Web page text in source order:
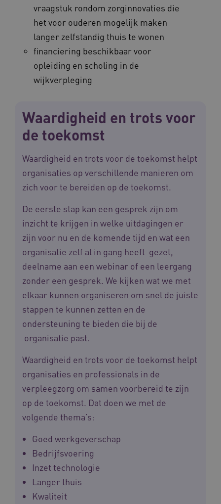
vraagstuk rondom zorginnovaties die
het voor ouderen mogelijk maken
langer zelfstandig thuis te wonen
financiering beschikbaar voor
opleiding en scholing in de
wijkverpleging
Waardigheid en trots voor
de toekomst
Waardigheid en trots voor de toekomst helpt
organisaties op verschillende manieren om
zich voor te bereiden op de toekomst.
De eerste stap kan een gesprek zijn om
inzicht te krijgen in welke uitdagingen er
zijn voor nu en de komende tijd en wat een
organisatie zelf al in gang heeft gezet,
deelname aan een webinar of een leergang
zonder een gesprek. We kijken wat we met
elkaar kunnen organiseren om snel de juiste
stappen te kunnen zetten en de
ondersteuning te bieden die bij de
organisatie past.
Waardigheid en trots voor de toekomst helpt
organisaties en professionals in de
verpleegzorg om samen voorbereid te zijn
op de toekomst. Dat doen we met de
volgende thema’s:
Goed werkgeverschap
Bedrijfsvoering
Inzet technologie
Langer thuis
Kwaliteit
.waardigheidentrots.nl
_ga_6B560G1Y8F .waardigheidentrots.nl
_ga_NWZZME161M .waardigheidentrots.nl
ga_session_duration www.waardigheidentrots.nl
29
_ga_G3VHK6CSBS
Naam Provider/
FPID
AWSALB
YSC
Google LLC
.youtube.com
VISITOR_INFO1_LIVE
Google LLC
.youtube.com